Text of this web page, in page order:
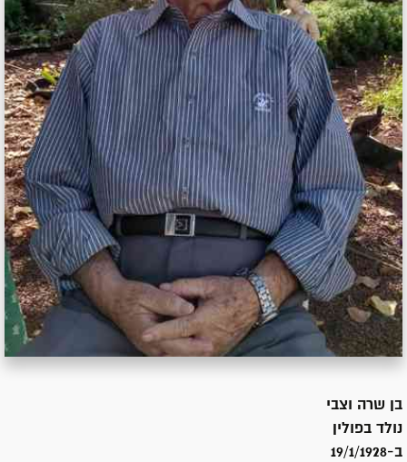
בן שרה וצבי
נולד בפולין
ב-19/1/1928